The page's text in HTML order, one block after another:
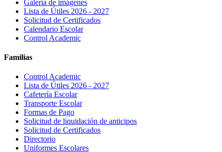
Galería de imágenes
Lista de Útiles 2026 - 2027
Solicitud de Certificados
Calendario Escolar
Control Academic
Familias
Control Academic
Lista de Útiles 2026 - 2027
Cafetería Escolar
Transporte Escolar
Formas de Pago
Solicitud de liquidación de anticipos
Solicitud de Certificados
Directorio
Uniformes Escolares